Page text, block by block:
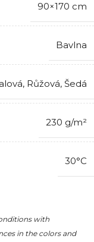
90×170 cm
Bavlna
, Růžová, Šedá
230 g/m²
30°C
with
in the colors and